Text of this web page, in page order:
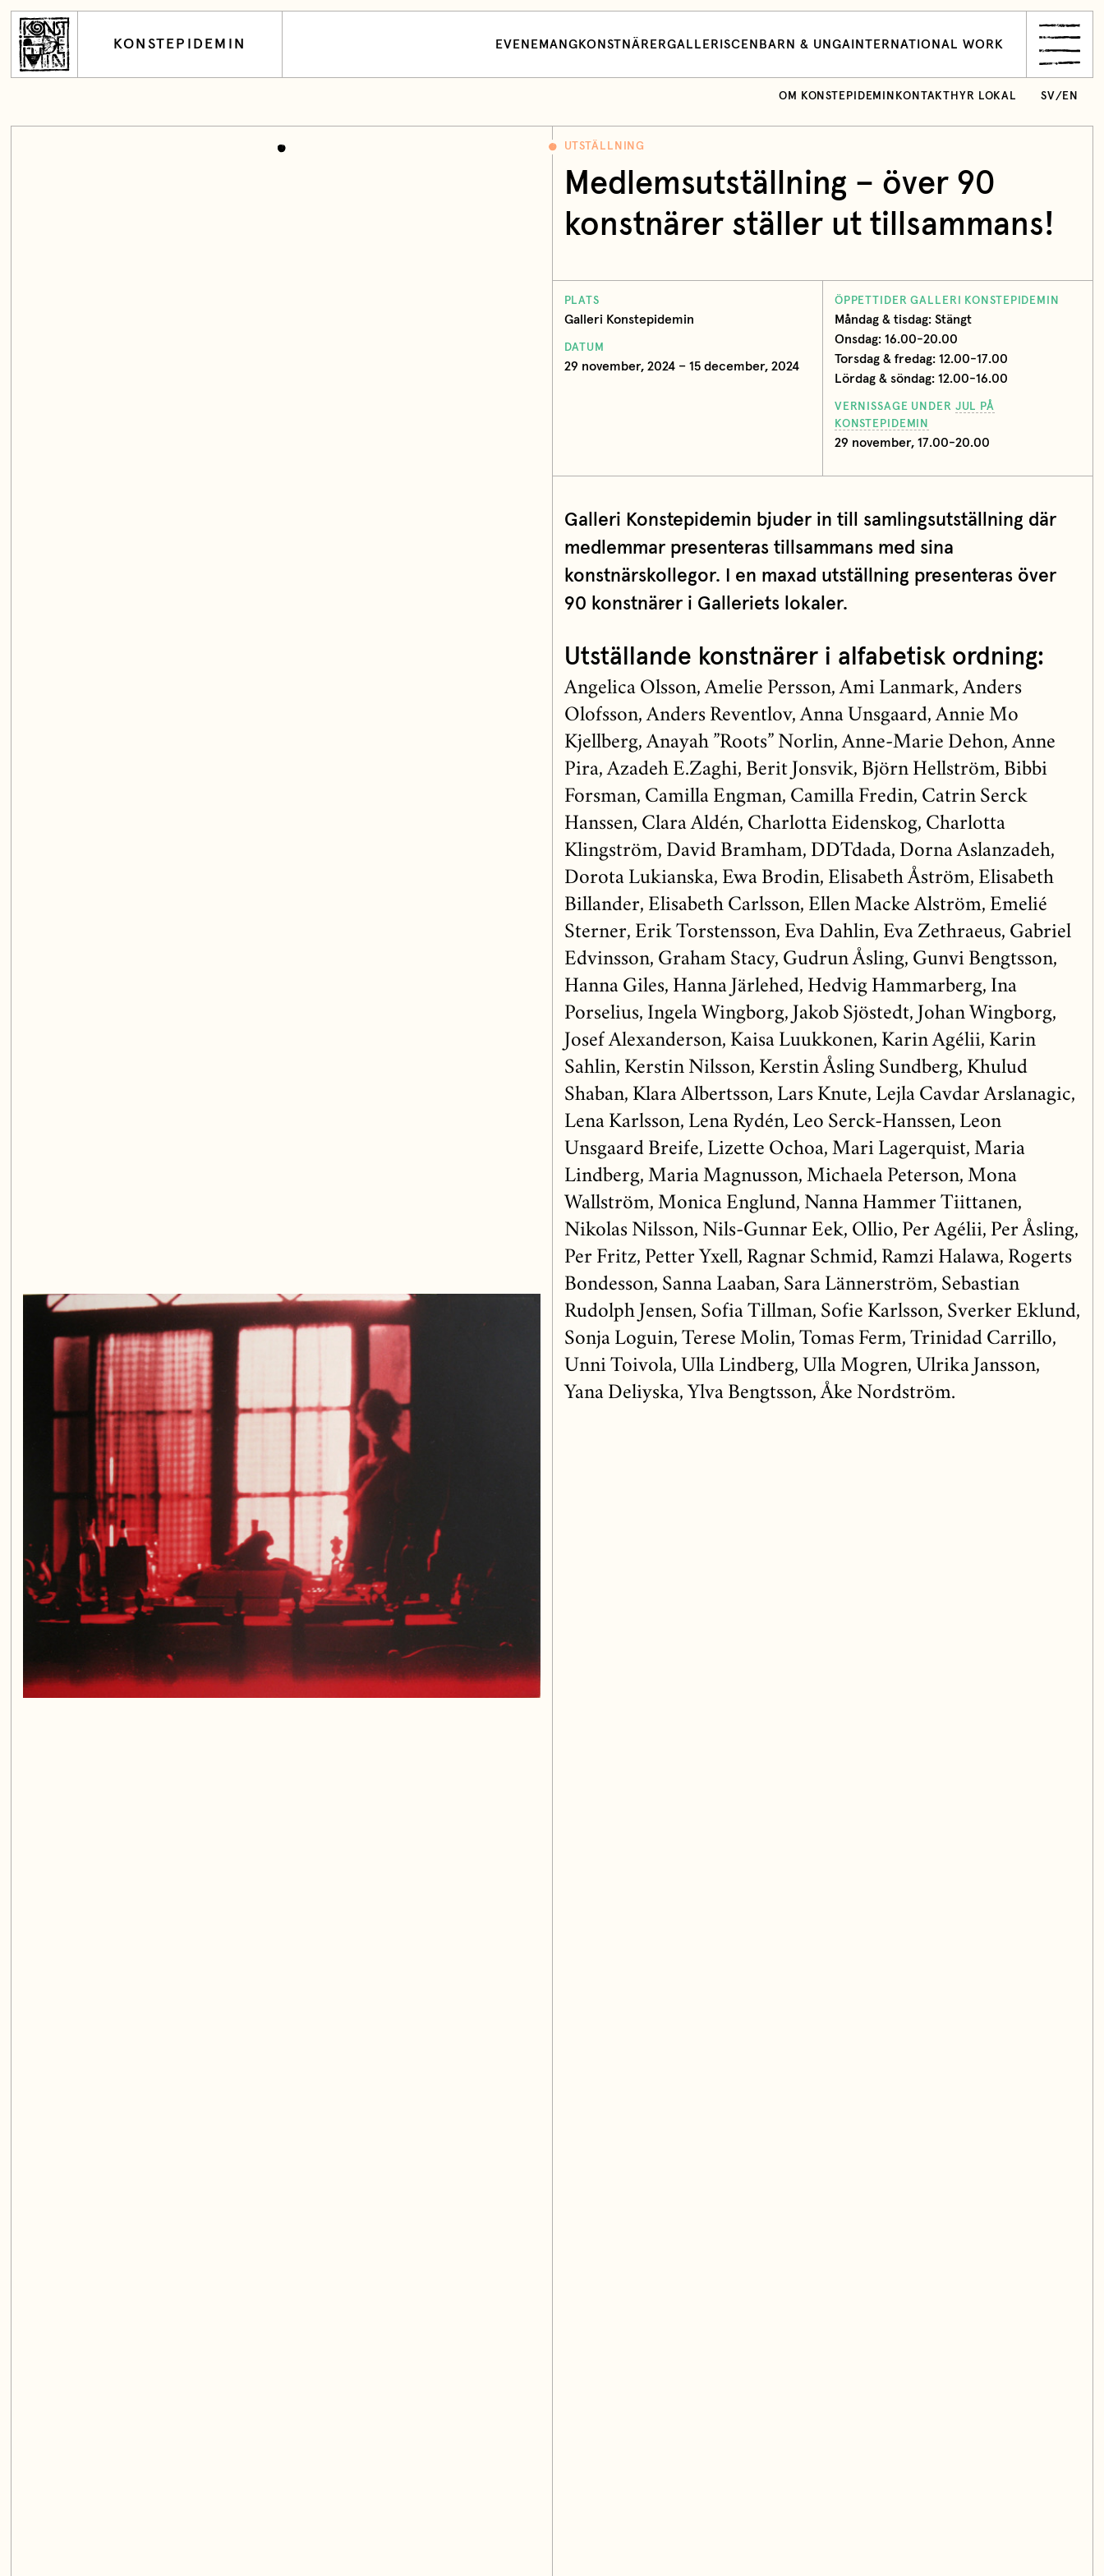
KONSTEPIDEMIN EVENEMANG KONSTNÄRERGALLERI SCEN BARN & UNGA INTERNATIONAL WORK
OM KONSTEPIDEMIN KONTAKT HYR LOKAL SV/ EN
UTSTÄLLNING
Medlemsutställning – över 90
konstnärer ställer ut tillsammans!
PLATS
Galleri Konstepidemin
DATUM
29 november, 2024 – 15 december, 2024
ÖPPETTIDER GALLERI KONSTEPIDEMIN
Måndag & tisdag: Stängt
Onsdag: 16.00-20.00
Torsdag & fredag: 12.00-17.00
Lördag & söndag: 12.00-16.00
VERNISSAGE UNDER JUL PÅ
KONSTEPIDEMIN
29 november, 17.00-20.00
Galleri Konstepidemin bjuder in till samlingsutställning där
medlemmar presenteras tillsammans med sina
konstnärskollegor. I en maxad utställning presenteras över
90 konstnärer i Galleriets lokaler.
Utställande konstnärer i alfabetisk ordning:
Angelica Olsson, Amelie Persson, Ami Lanmark, Anders
Olofsson, Anders Reventlov, Anna Unsgaard, Annie Mo
Kjellberg, Anayah ”Roots” Norlin, Anne-Marie Dehon, Anne
Pira, Azadeh E.Zaghi, Berit Jonsvik, Björn Hellström, Bibbi
Forsman, Camilla Engman, Camilla Fredin, Catrin Serck
Hanssen, Clara Aldén, Charlotta Eidenskog, Charlotta
Klingström, David Bramham, DDTdada, Dorna Aslanzadeh,
Dorota Lukianska, Ewa Brodin, Elisabeth Åström, Elisabeth
Billander, Elisabeth Carlsson, Ellen Macke Alström, Emelié
Sterner, Erik Torstensson, Eva Dahlin, Eva Zethraeus, Gabriel
Edvinsson, Graham Stacy, Gudrun Åsling, Gunvi Bengtsson,
Hanna Giles, Hanna Järlehed, Hedvig Hammarberg, Ina
Porselius, Ingela Wingborg, Jakob Sjöstedt, Johan Wingborg,
Josef Alexanderson, Kaisa Luukkonen, Karin Agélii, Karin
Sahlin, Kerstin Nilsson, Kerstin Åsling Sundberg, Khulud
Shaban, Klara Albertsson, Lars Knute, Lejla Cavdar Arslanagic,
Lena Karlsson, Lena Rydén, Leo Serck-Hanssen, Leon
Unsgaard Breife, Lizette Ochoa, Mari Lagerquist, Maria
Lindberg, Maria Magnusson, Michaela Peterson, Mona
Wallström, Monica Englund, Nanna Hammer Tiittanen,
Nikolas Nilsson, Nils-Gunnar Eek, Ollio, Per Agélii, Per Åsling,
Per Fritz, Petter Yxell, Ragnar Schmid, Ramzi Halawa, Rogerts
Bondesson, Sanna Laaban, Sara Lännerström, Sebastian
Rudolph Jensen, Sofia Tillman, Sofie Karlsson, Sverker Eklund,
Sonja Loguin, Terese Molin, Tomas Ferm, Trinidad Carrillo,
Unni Toivola, Ulla Lindberg, Ulla Mogren, Ulrika Jansson,
Yana Deliyska, Ylva Bengtsson, Åke Nordström.